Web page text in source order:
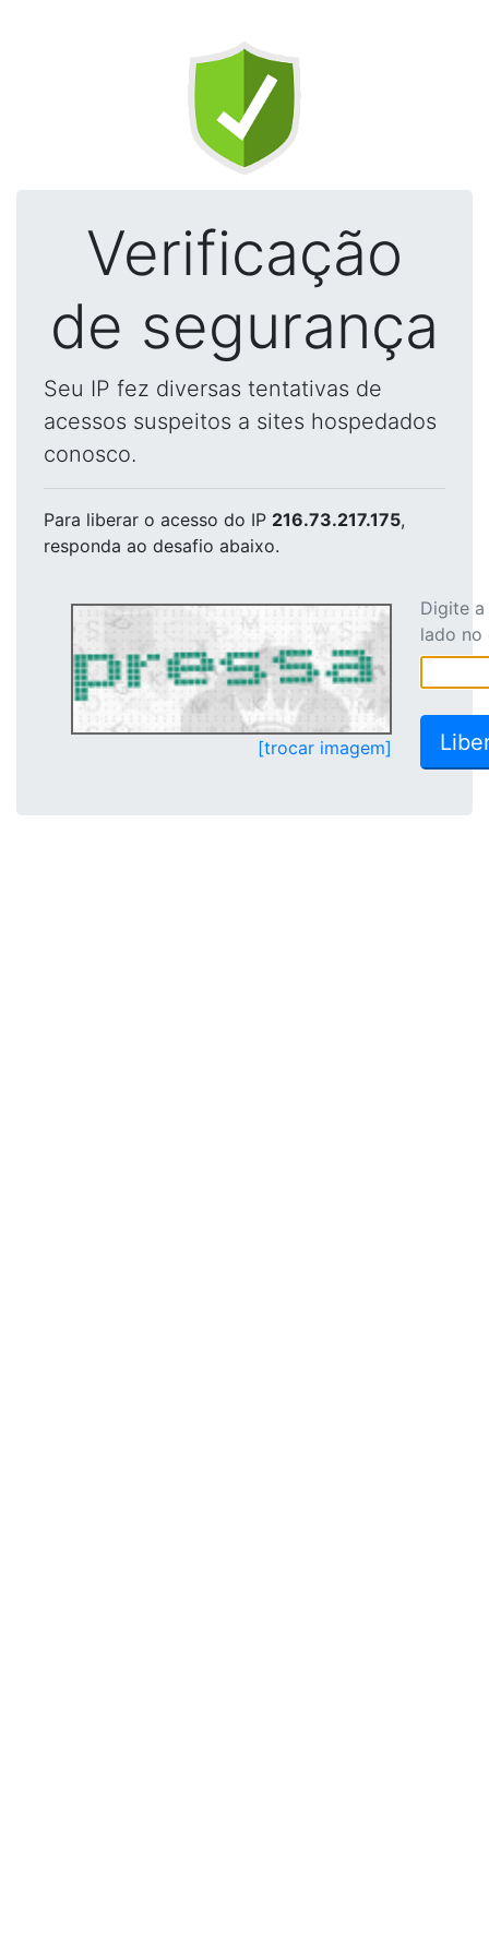
Verificação
de segurança
Seu IP fez diversas tentativas de
acessos suspeitos a sites hospedados
conosco.
Para liberar o acesso do IP 216.73.217.175,
responda ao desafio abaixo.
[trocar imagem]
Digite
lado no